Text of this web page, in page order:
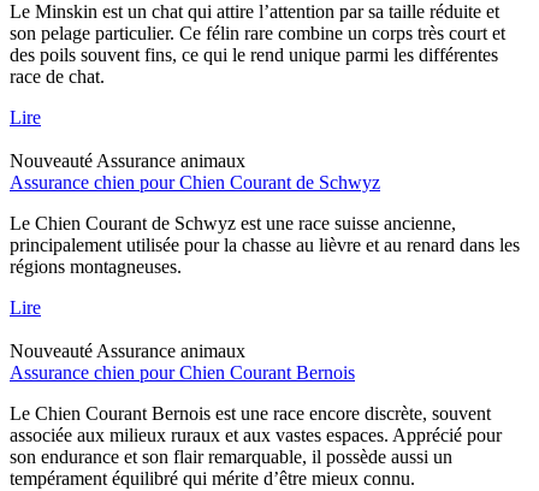
Le Minskin est un chat qui attire l’attention par sa taille réduite et
son pelage particulier. Ce félin rare combine un corps très court et
des poils souvent fins, ce qui le rend unique parmi les différentes
race de chat.
Lire
Nouveauté Assurance animaux
Assurance chien pour Chien Courant de Schwyz
Le Chien Courant de Schwyz est une race suisse ancienne,
principalement utilisée pour la chasse au lièvre et au renard dans les
régions montagneuses.
Lire
Nouveauté Assurance animaux
Assurance chien pour Chien Courant Bernois
Le Chien Courant Bernois est une race encore discrète, souvent
associée aux milieux ruraux et aux vastes espaces. Apprécié pour
son endurance et son flair remarquable, il possède aussi un
tempérament équilibré qui mérite d’être mieux connu.